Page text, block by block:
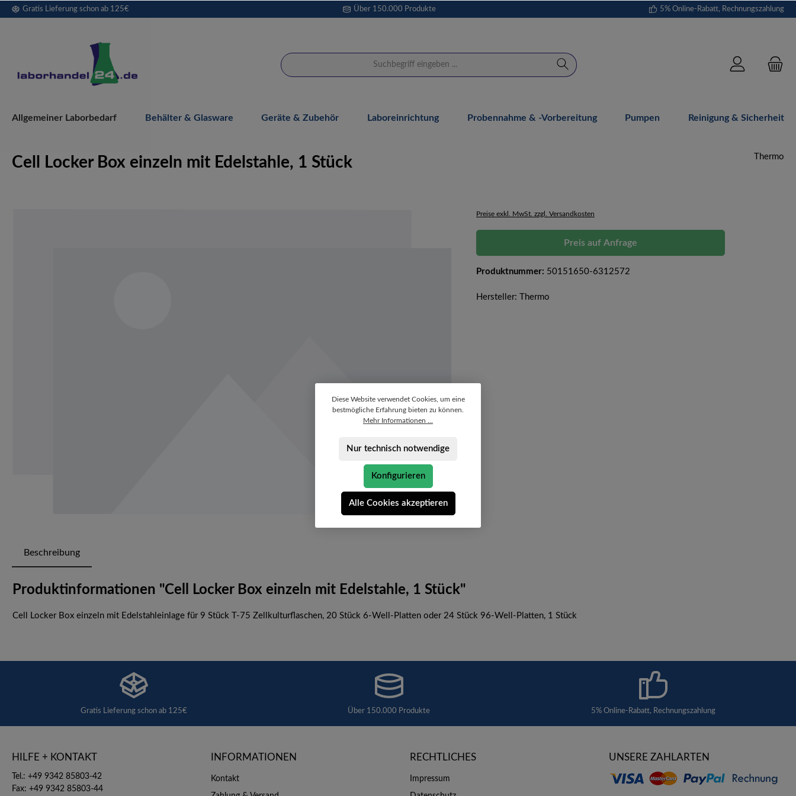
Zur Hauptnavigation springen
Gratis Lieferung schon ab 125€ Über 150.000 Produkte 5% Online-Rabatt, Rechnungszahlung
Allgemeiner Laborbedarf Behälter & Glasware Geräte & Zubehör Laboreinrichtung Probennahme & -vorbereitung Pumpen Reinigung & Sicherheit
Cell Locker Box einzeln mit Edelstahle, 1 Stück Thermo
Preise exkl. MwSt. zzgl. Versandkosten
Preis auf Anfrage
Produktnummer: 50151650-6312572
Hersteller: Thermo
Beschreibung
Produktinformationen "Cell Locker Box einzeln mit Edelstahle, 1 Stück"
Cell Locker Box einzeln mit Edelstahleinlage für 9 Stück T-75 Zellkulturflaschen, 20 Stück 6-Well-Platten oder 24 Stück 96-Well-Platten, 1 Stück
Gratis Lieferung schon ab 125€ Über 150.000 Produkte 5% Online-Rabatt, Rechnungszahlung
HILFE + KONTAKT
Tel.: +49 9342 85803-42
Fax: +49 9342 85803-44
INFORMATIONEN
Kontakt
RECHTLICHES
Impressum
UNSERE ZAHLARTEN
Diese Website verwendet Cookies, um eine
bestmögliche Erfahrung bieten zu können.
Mehr Informationen ...
Nur technisch notwendige
Konfigurieren
Alle Cookies akzeptieren